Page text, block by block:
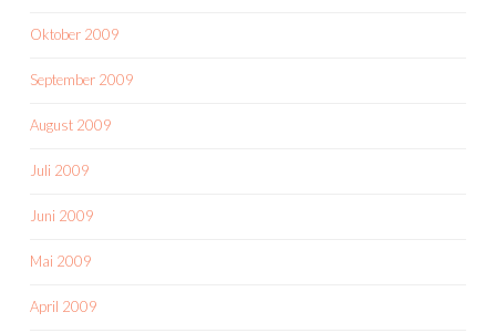
Oktober 2009
September 2009
August 2009
Juli 2009
Juni 2009
Mai 2009
April 2009